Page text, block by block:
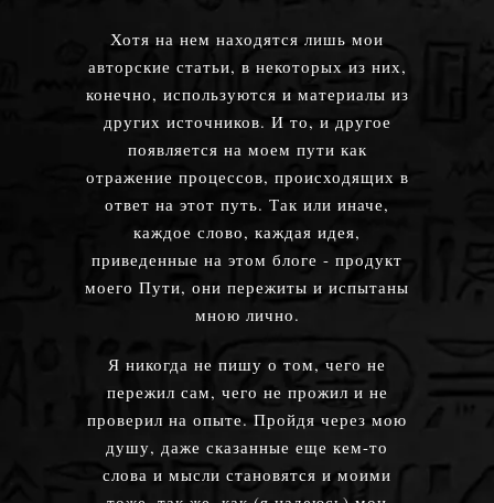
Хотя на нем находятся лишь мои
авторские статьи, в некоторых из них,
конечно, используются и материалы из
других источников. И то, и другое
появляется на моем пути как
отражение процессов, происходящих в
ответ на этот путь. Так или иначе,
каждое слово, каждая идея,
приведенные на этом блоге - продукт
моего Пути, они пережиты и испытаны
мною лично.
Я никогда не пишу о том, чего не
пережил сам, чего не прожил и не
проверил на опыте. Пройдя через мою
душу, даже сказанные еще кем-то
слова и мысли становятся и моими